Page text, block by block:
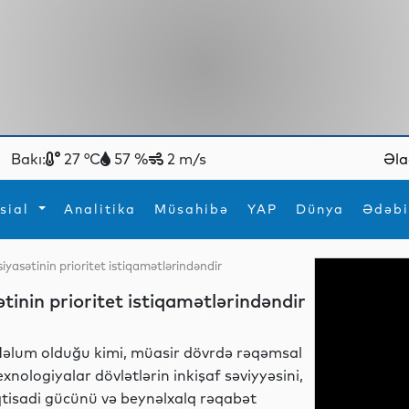
Bakı: 27 °C 57 % 2 m/s
Analitika Müsahibə YAP Dünya
İdmanYeni texnologiyalar
prioritet istiqamətlərindəndir
prioritet istiqamətlərindəndir
olduğu kimi, müasir dövrdə rəqəmsal
dövlətlərin inkişaf səviyyəsini,
gücünü və beynəlxalq rəqabət